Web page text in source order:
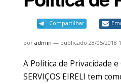
Compartilhar
poradmin — publicado 28/05/2018
A Política de Privacidade e
SERVIÇOS EIRELI tem